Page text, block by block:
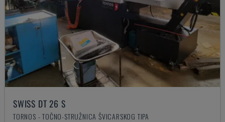
SWISS DT 26 S
TORNOS - TOČNO-STRUŽNICA ŠVICARSKOG TIPA